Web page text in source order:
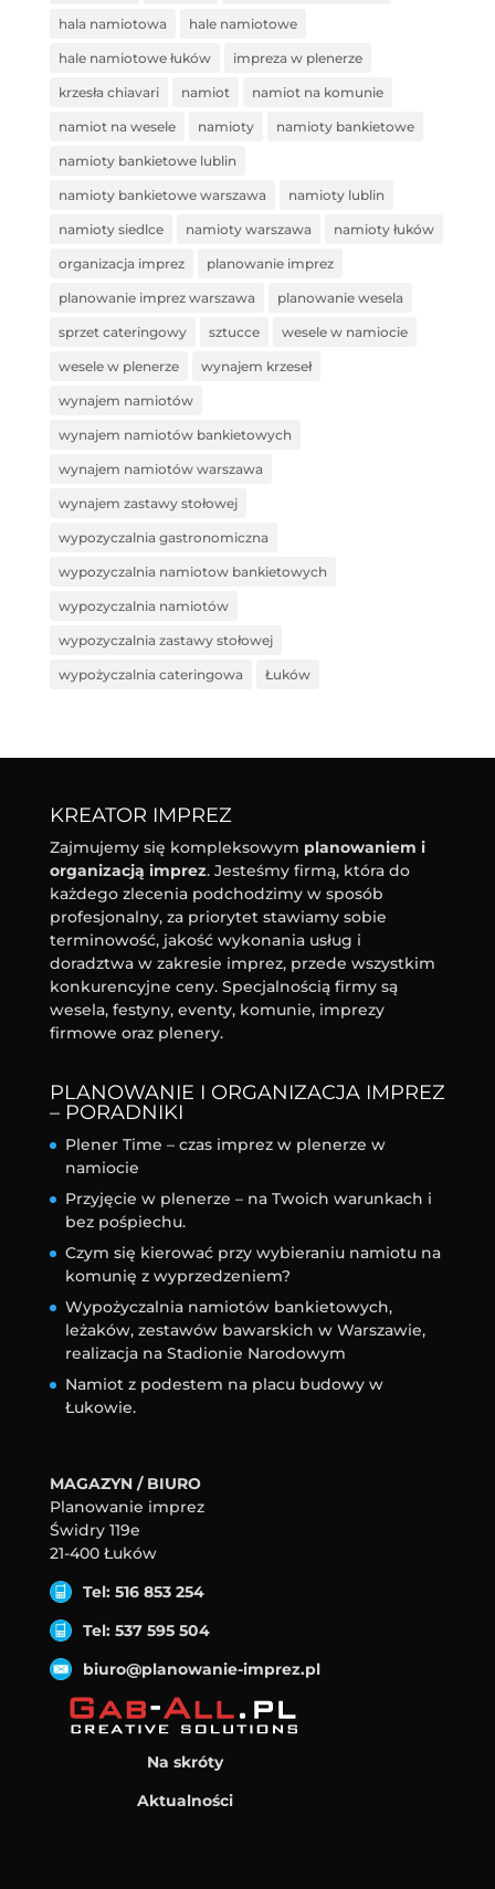
hala namiotowa hale namiotowe
hale namiotowe łuków impreza w plenerze
krzesła chiavari namiot namiot na komunie
namiot na wesele namioty namioty bankietowe
namioty bankietowe lublin
namioty bankietowe warszawa namioty lublin
namioty siedlce namioty warszawa namioty łuków
organizacja imprez planowanie imprez
planowanie imprez warszawa planowanie wesela
sprzet cateringowy sztucce wesele w namiocie
wesele w plenerze wynajem krzeseł
wynajem namiotów
wynajem namiotów bankietowych
wynajem namiotów warszawa
wynajem zastawy stołowej
wypozyczalnia gastronomiczna
wypozyczalnia namiotow bankietowych
wypozyczalnia namiotów
wypozyczalnia zastawy stołowej
wypożyczalnia cateringowa Łuków
KREATOR IMPREZ
Zajmujemy się kompleksowym planowaniem i
organizacją imprez. Jesteśmy firmą, która do
każdego zlecenia podchodzimy w sposób
profesjonalny, za priorytet stawiamy sobie
terminowość, jakość wykonania usług i
doradztwa w zakresie imprez, przede wszystkim
konkurencyjne ceny. Specjalnością firmy są
wesela, festyny, eventy, komunie, imprezy
firmowe oraz plenery.
PLANOWANIE I ORGANIZACJA IMPREZ
– PORADNIKI
Plener Time – czas imprez w plenerze w
namiocie
Przyjęcie w plenerze – na Twoich warunkach i
bez pośpiechu.
Czym się kierować przy wybieraniu namiotu na
komunię z wyprzedzeniem?
Wypożyczalnia namiotów bankietowych,
leżaków, zestawów bawarskich w Warszawie,
realizacja na Stadionie Narodowym
Namiot z podestem na placu budowy w
Łukowie.
MAGAZYN / BIURO
Planowanie imprez
Świdry 119e
21-400 Łuków
Tel: 516 853 254
Tel: 537 595 504
biuro@planowanie-imprez.pl
Na skróty
Aktualności